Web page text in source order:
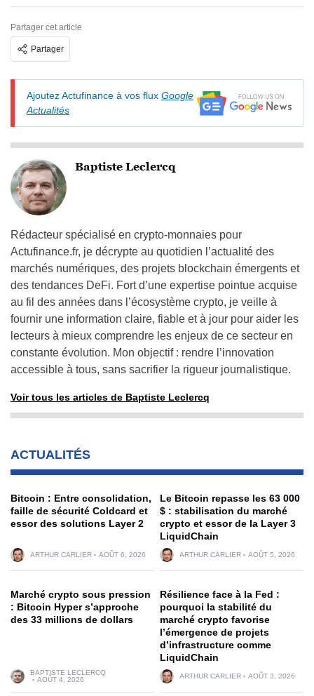
Partager cet article
Partager
Ajoutez Actufinance à vos flux Google
Actualités
Baptiste Leclercq
Rédacteur spécialisé en crypto-monnaies pour
Actufinance.fr, je décrypte au quotidien l’actualité des
marchés numériques, des projets blockchain émergents et
des tendances DeFi. Fort d’une expertise pointue acquise
au fil des années dans l’écosystème crypto, je veille à
fournir une information claire, fiable et à jour pour aider les
lecteurs à mieux comprendre les enjeux de ce secteur en
constante évolution. Mon objectif : rendre l’innovation
accessible à tous, sans sacrifier la rigueur journalistique.
Voir tous les articles de Baptiste Leclercq
ACTUALITÉS
Bitcoin : Entre consolidation,
faille de sécurité Coldcard et
essor des solutions Layer 2
ARTHUR CARLIER AOÛT 6, 2026
Le Bitcoin repasse les 63 000
$ : stabilisation du marché
crypto et essor de la Layer 3
LiquidChain
ARTHUR CARLIER AOÛT 5, 2026
Marché crypto sous pression
: Bitcoin Hyper s’approche
des 33 millions de dollars
BAPTISTE LECLERCQ
AOÛT 4, 2026
Résilience face à la Fed :
pourquoi la stabilité du
marché crypto favorise
l’émergence de projets
d’infrastructure comme
LiquidChain
ARTHUR CARLIER AOÛT 3, 2026